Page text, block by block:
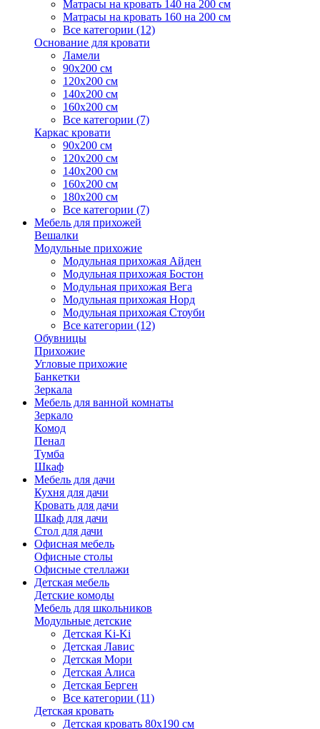
Матрасы на кровать 140 на 200 см
Матрасы на кровать 160 на 200 см
Все категории (12)
Основание для кровати
Ламели
90х200 см
120х200 см
140х200 см
160х200 см
Все категории (7)
Каркас кровати
90х200 см
120х200 см
140х200 см
160х200 см
180х200 см
Все категории (7)
Мебель для прихожей
Вешалки
Модульные прихожие
Модульная прихожая Айден
Модульная прихожая Бостон
Модульная прихожая Вега
Модульная прихожая Норд
Модульная прихожая Стоуби
Все категории (12)
Обувницы
Прихожие
Угловые прихожие
Банкетки
Зеркала
Мебель для ванной комнаты
Зеркало
Комод
Пенал
Тумба
Шкаф
Мебель для дачи
Кухня для дачи
Кровать для дачи
Шкаф для дачи
Стол для дачи
Офисная мебель
Офисные столы
Офисные стеллажи
Детская мебель
Детские комоды
Мебель для школьников
Модульные детские
Детская Ki-Ki
Детская Лавис
Детская Мори
Детская Алиса
Детская Берген
Все категории (11)
Детская кровать
Детская кровать 80х190 см